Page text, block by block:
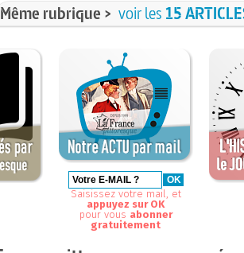
Même rubrique > voir les 15
Saisissez votre mail, et
appuyez sur OK
pour vous abonner
gratuitement